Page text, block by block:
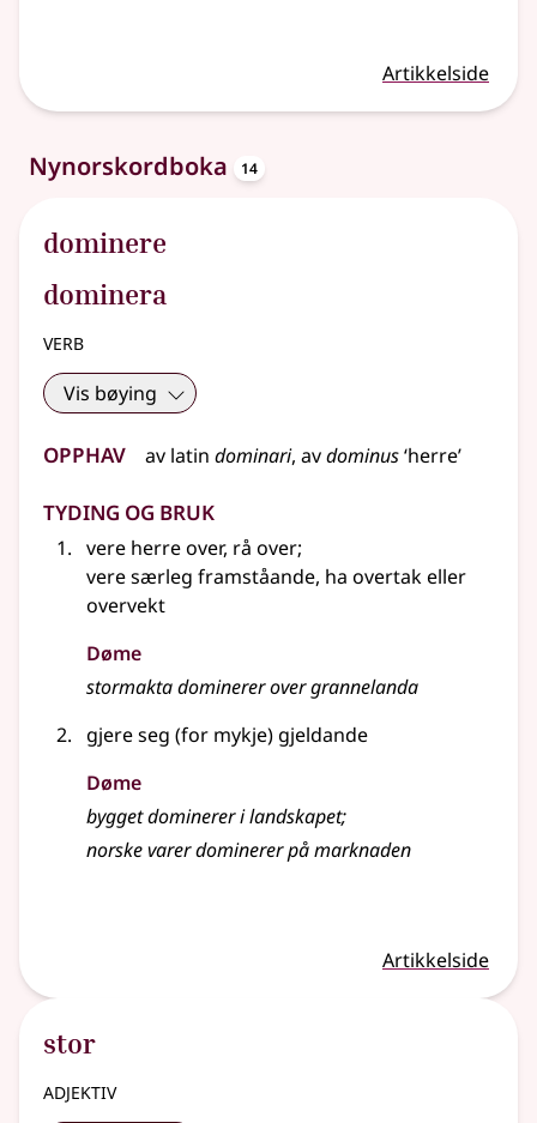
Artikkelside
Nynorskordboka 14
dominere
dominera
verb
Vis bøying
Opphav av latin dominari, avdominus‘herre’
Tyding og bruk
vere herre over, rå over;
vere særleg framståande, ha overtakeller
overvekt
Døme
stormakta dominerer over grannelanda
gjere seg (for mykje) gjeldande
Døme
bygget dominerer i landskapet;
norske varer dominerer på marknaden
Artikkelside
stor
adjektiv